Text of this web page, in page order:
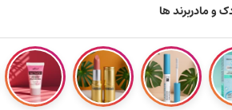
و مادربرند ها